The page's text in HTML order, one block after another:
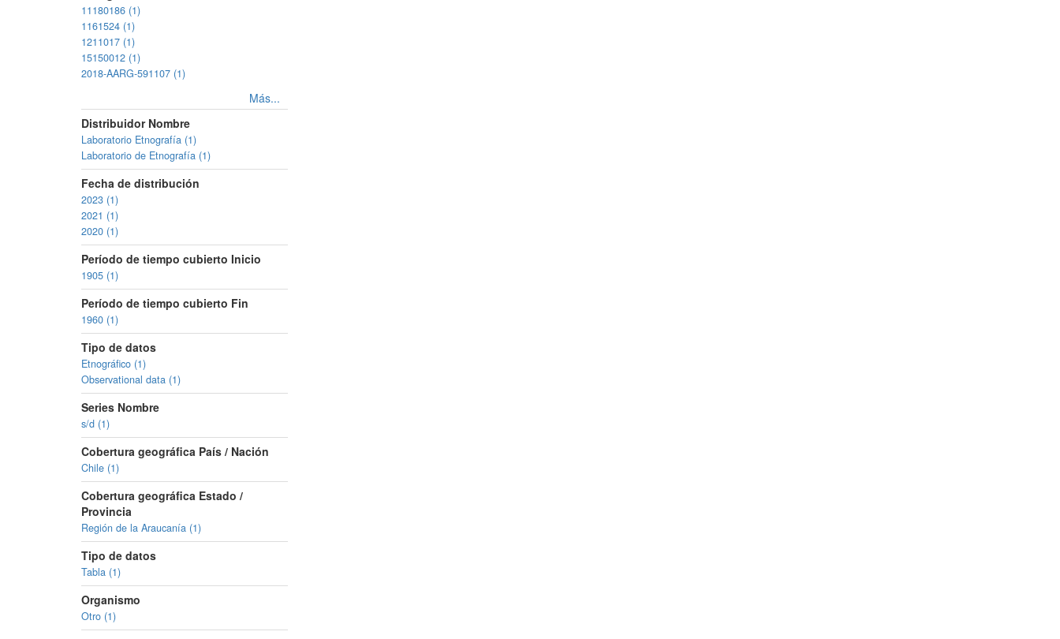
11180186 (1)
1161524 (1)
1211017 (1)
15150012 (1)
2018-AARG-591107 (1)
Más...
Distribuidor Nombre
Laboratorio Etnografía (1)
Laboratorio de Etnografía (1)
Fecha de distribución
2023 (1)
2021 (1)
2020 (1)
Período de tiempo cubierto Inicio
1905 (1)
Período de tiempo cubierto Fin
1960 (1)
Tipo de datos
Etnográfico (1)
Observational data (1)
Series Nombre
s/d (1)
Cobertura geográfica País / Nación
Chile (1)
Cobertura geográfica Estado /
Provincia
Región de la Araucanía (1)
Tipo de datos
Tabla (1)
Organismo
Otro (1)